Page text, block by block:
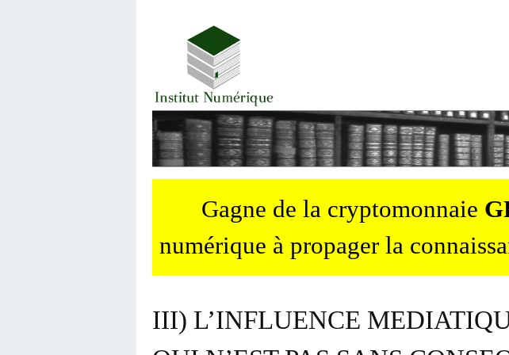
Gagne de la cryptomonnaie
numérique à propager la
III) L’INFLUENCE